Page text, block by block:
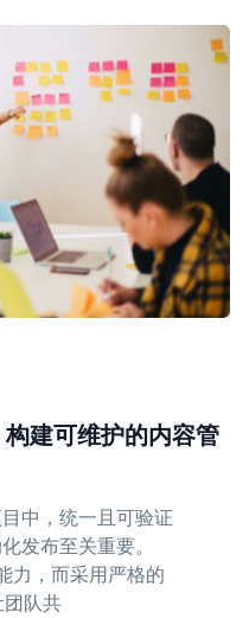
建可维护的内容管
中，统一且可验证
发布至关重要。
力，而采用严格的
团队共